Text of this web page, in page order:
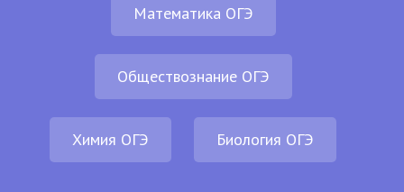
Математика ОГЭ
Обществознание ОГЭ
Химия ОГЭ Биология ОГЭ